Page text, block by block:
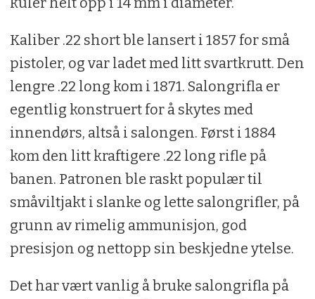
Kaliber .22 short ble lansert i 1857 for små
pistoler, og var ladet med litt svartkrutt. Den
lengre .22 long kom i 1871. Salongrifla er
egentlig konstruert for å skytes med
innendørs, altså i salongen. Først i 1884
kom den litt kraftigere .22 long rifle på
banen. Patronen ble raskt populær til
småviltjakt i slanke og lette salongrifler, på
grunn av rimelig ammunisjon, god
presisjon og nettopp sin beskjedne ytelse.
Det har vært vanlig å bruke salongrifla på